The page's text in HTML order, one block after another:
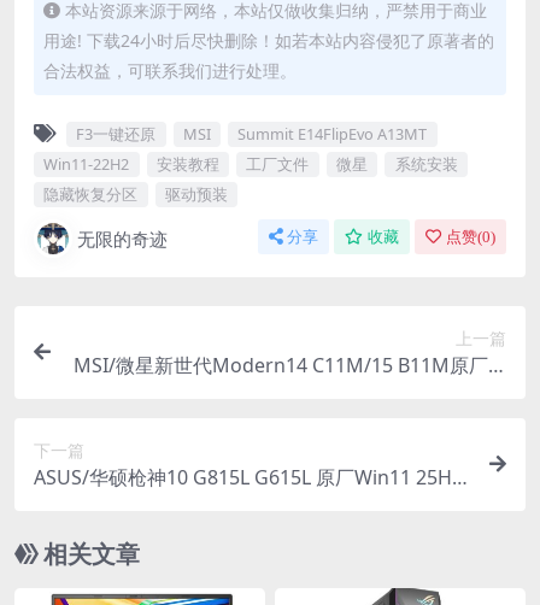
本站资源来源于网络，本站仅做收集归纳，严禁用于商业
用途! 下载24小时后尽快删除！如若本站内容侵犯了原著者的
合法权益，可联系我们进行处理。
F3一键还原 MSI
Summit E14FlipEvo A13MT
Win11-22H2
安装教程 工厂文件 微星
系统安装
隐藏恢复分区
驱动预装
无限的奇迹 分享 收藏 点赞(0)
上一篇
MSI/微星新世代Modern14 C11M/15 B11M原厂W
下一篇
ASUS/华硕枪神10 G815L G615L 原厂Win11 25H2
相关文章